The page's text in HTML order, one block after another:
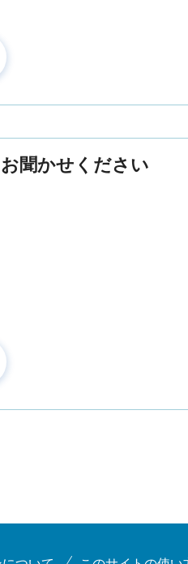
聞かせください